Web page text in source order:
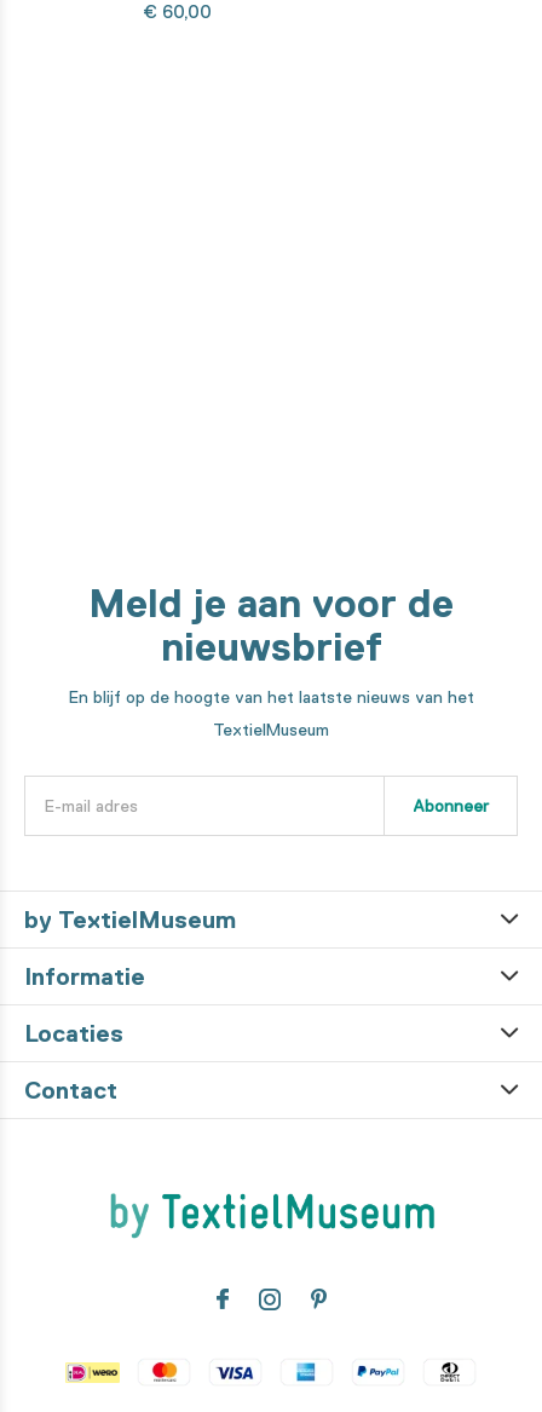
€ 60,00
Meld je aan voor de
nieuwsbrief
En blijf op de hoogte van het laatste nieuws van het
TextielMuseum
Abonneer
by TextielMuseum
Informatie
Locaties
Contact